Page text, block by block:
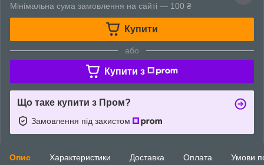
Мінімальна сума замовлення на сайті — 100 ₴
Купити
або
Купити з
Що таке купити з Пром?
Замовлення під захистом
Опис Характеристики Доставка Оплата Умови